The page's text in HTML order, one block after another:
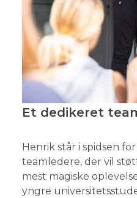
Et dedikeret
Henrik står i spidsen
teamledere, der vil
mest magiske
yngre